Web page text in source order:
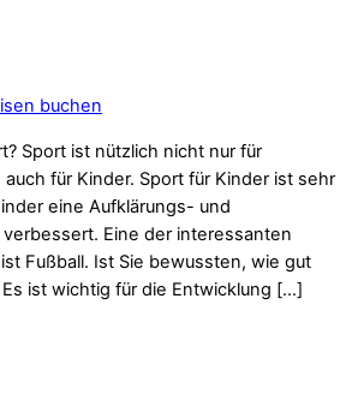
buchen
Sport ist nützlich nicht nur für
für Kinder. Sport für Kinder ist sehr
eine Aufklärungs- und
Eine der interessanten
Fußball. Ist Sie bewussten, wie gut
ist wichtig für die Entwicklung […]